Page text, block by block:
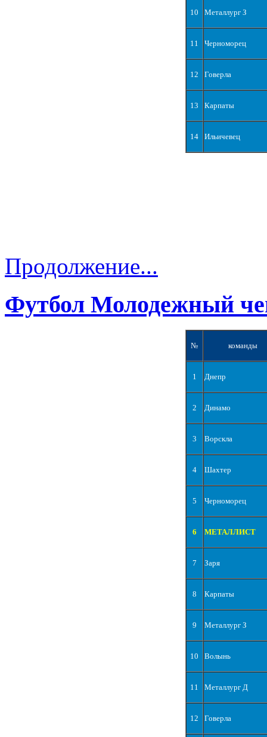
10 Металлург З
11 Черноморец
12 Говерла
13 Карпаты
14 Ильичевец
Продолжение...
Футбол Молодежный
№ команды
1 Днепр
2 Динамо
3 Ворскла
4 Шахтер
5 Черноморец
6 МЕТАЛЛИСТ
7 Заря
8 Карпаты
9 Металлург З
10 Волынь
11 Металлург Д
12 Говерла